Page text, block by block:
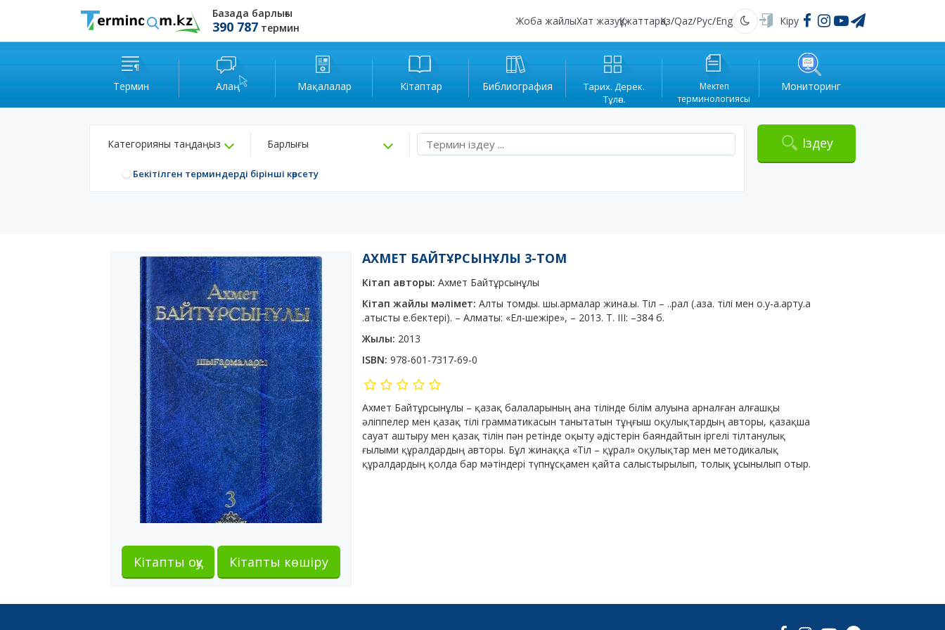
Базада барлығы
390 787 термин
Жоба жайлыХат жазуҚұжаттарҚаз/Qaz/Рус/Eng Қараңғы Кіру
Термин Алаң Мақалалар Кітаптар Библиография
Тарих. Дерек.
Тұлға.
Мектеп
терминологиясы
Мониторинг
Категорияны таңдаңыз Барлығы
Бекітілген терминдерді бірінші көрсету
Іздеу
Кітапты оқу Кітапты көшіру
АХМЕТ БАЙТҰРСЫНҰЛЫ 3-ТОМ
Кітап авторы: Ахмет Байтұрсынұлы
Кітап жайлы мәлімет: Алты томды. шы.армалар жина.ы. Тіл – ..рал (.аза. тілі мен о.у-а.арту.а
.атысты е.бектері). – Алматы: «Ел-шежіре», – 2013. Т. ІІІ: –384 б.
Жылы: 2013
ISBN: 978-601-7317-69-0
Ахмет Байтұрсынұлы – қазақ балаларының ана тілінде білім алуына арналған алғашқы
әліппелер мен қазақ тілі грамматикасын танытатын тұңғыш оқулықтардың авторы, қазақша
сауат аштыру мен қазақ тілін пән ретінде оқыту әдістерін баяндайтын іргелі тілтанулық
ғылыми құралдардың авторы. Бұл жинаққа «Тіл – құрал» оқулықтар мен методикалық
құралдардың қолда бар мәтіндері түпнұсқамен қайта салыстырылып, толық ұсынылып отыр.